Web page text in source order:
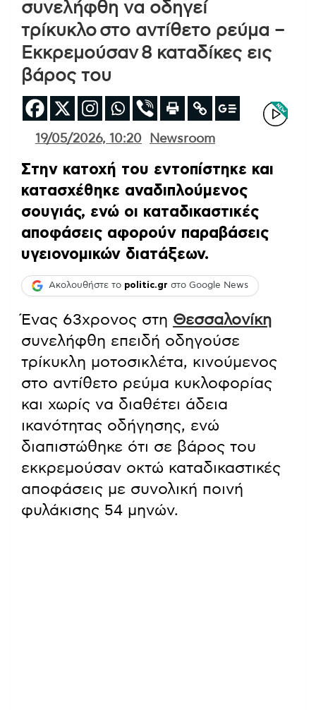
συνελήφθη να οδηγεί
τρίκυκλο στο αντίθετο ρεύμα –
Εκκρεμούσαν 8 καταδίκες εις
βάρος του
19/05/2026, 10:20 Newsroom
Στην κατοχή του εντοπίστηκε και
κατασχέθηκε αναδιπλούμενος
σουγιάς, ενώ οι καταδικαστικές
αποφάσεις αφορούν παραβάσεις
υγειονομικών διατάξεων.
Ακολουθήστε το politic.gr στο Google News
Ένας 63χρονος στη Θεσσαλονίκη
συνελήφθη επειδή οδηγούσε
τρίκυκλη μοτοσικλέτα, κινούμενος
στο αντίθετο ρεύμα κυκλοφορίας
και χωρίς να διαθέτει άδεια
ικανότητας οδήγησης, ενώ
διαπιστώθηκε ότι σε βάρος του
εκκρεμούσαν οκτώ καταδικαστικές
αποφάσεις με συνολική ποινή
φυλάκισης 54 μηνών.